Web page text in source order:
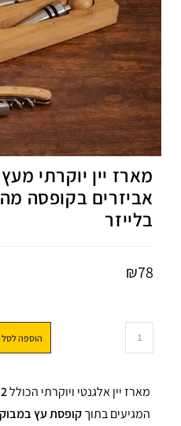
אביזרים בקופסה
בלייזר
₪78
הוספה לסל
מארז יין אלגנטי ויוקרתי הכולל2 אביזרים חיוניים לחובבי יין
המגיעים בתוךקופסת עץ